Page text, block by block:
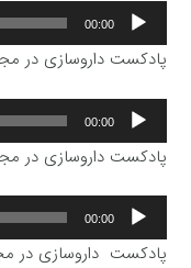
پخش‌کننده
صوت
00:00
پادکست داروسازی در
پخش‌کننده
صوت
00:00
پادکست داروسازی در
پخش‌کننده
صوت
00:00
پادکست داروسازی در